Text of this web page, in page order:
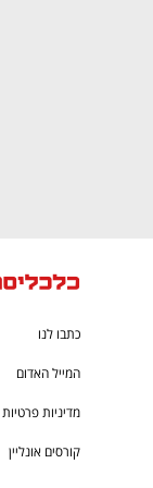
כתבו לנו
המייל האדום
מדיניות פרטיות
קורסים אונליין